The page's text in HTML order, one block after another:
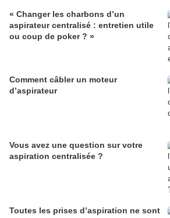
« Changer les charbons d’un
aspirateur centralisé : entretien utile
ou coup de poker ? »
Comment câbler un moteur
d’aspirateur
Vous avez une question sur votre
aspiration centralisée ?
Toutes les prises d’aspiration ne sont